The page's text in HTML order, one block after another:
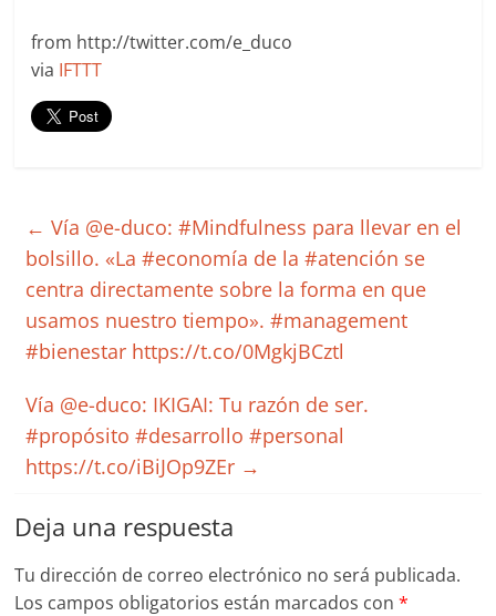
from http://twitter.com/e_duco
via IFTTT
← Vía @e-duco: #Mindfulness para llevar en el
bolsillo. «La #economía de la #atención se
centra directamente sobre la forma en que
usamos nuestro tiempo». #management
#bienestar https://t.co/0MgkjBCztl
Vía @e-duco: IKIGAI: Tu razón de ser.
#propósito #desarrollo #personal
https://t.co/iBiJOp9ZEr →
Deja una respuesta
Tu dirección de correo electrónico no será publicada.
Los campos obligatorios están marcados con*